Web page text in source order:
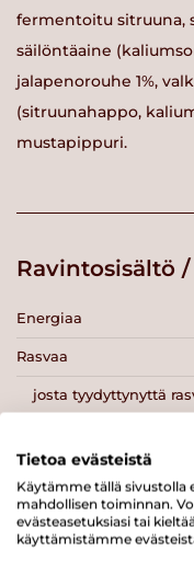
fermentoitu sitruuna,
säilöntäaine
jalapenorouhe 1%,
(sitruunahappo,
mustapippuri.
Ravintosisältö /
Energiaa
Rasvaa
josta tyydyttynyttä
josta sokereita
Kuitua
Proteiinia
Tietoa evästeistä
Käytämme tällä sivustolla
mahdollisen toiminnan.
evästeasetuksiasi tai
käyttämistämme